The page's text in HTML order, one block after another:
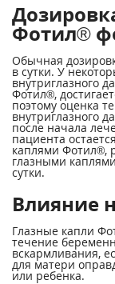
Фотил®
Обычная
в сутки. У
внутриглазного
Фотил®,
поэтому оценка
внутриглазного
после начала
пациента
каплями Фотил®,
глазными
сутки.
Влияние
Глазные капли
течение
вскармливания,
для матери
или ребенка.